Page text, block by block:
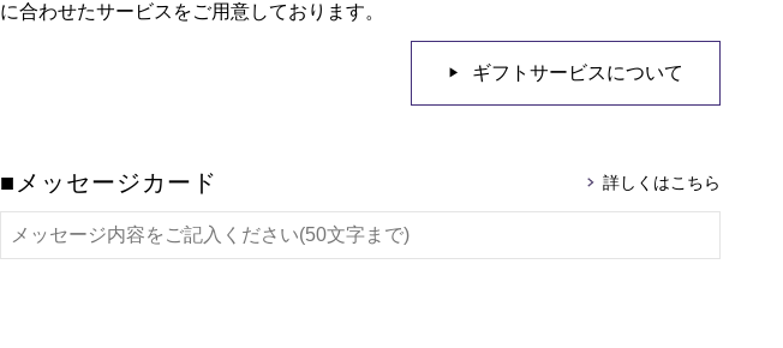
に合わせたサービスをご用意しております。
ギフトサービスについて
■メッセージカード